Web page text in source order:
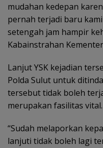
mudahan kedepan
pernah terjadi baru
setengah jam hampir
Kabainstrahan
Lanjut YSK kejadian
Polda Sulut untuk
tersebut tidak boleh
merupakan fasilitas vital.
“Sudah melaporkan
lanjuti tidak boleh lagi